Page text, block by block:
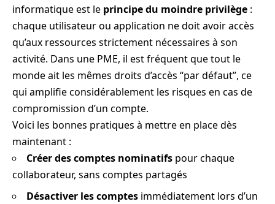
informatique est le principe du moindre privilège :
chaque utilisateur ou application ne doit avoir accès
qu’aux ressources strictement nécessaires à son
activité. Dans une PME, il est fréquent que tout le
monde ait les mêmes droits d’accès “par défaut”, ce
qui amplifie considérablement les risques en cas de
compromission d’un compte.
Voici les bonnes pratiques à mettre en place dès
maintenant :
Créer des comptes nominatifs pour chaque
collaborateur, sans comptes partagés
Désactiver les comptes immédiatement lors d’un